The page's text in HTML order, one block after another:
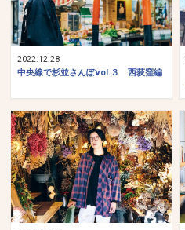
2022.12.28
中央線で杉並さんぽvol.３ 西荻窪編